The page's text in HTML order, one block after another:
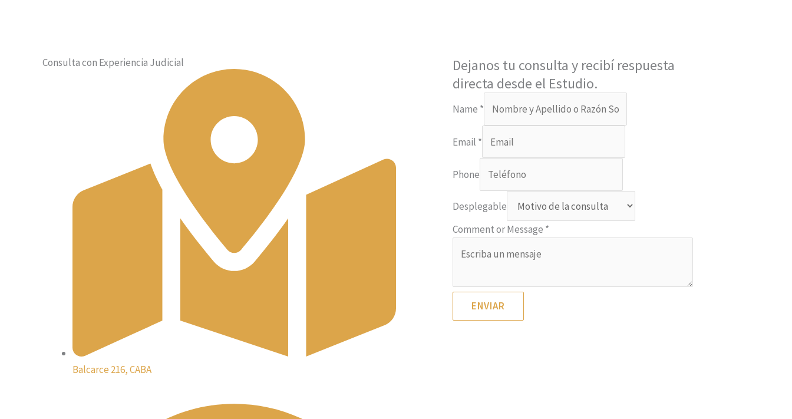
Consulta con Experiencia Judicial
Balcarce 216, CABA
Dejanos tu consulta y recibí respuesta
directa desde el Estudio.
Name *
Email *
Phone
Desplegable
Comment or Message *
ENVIAR